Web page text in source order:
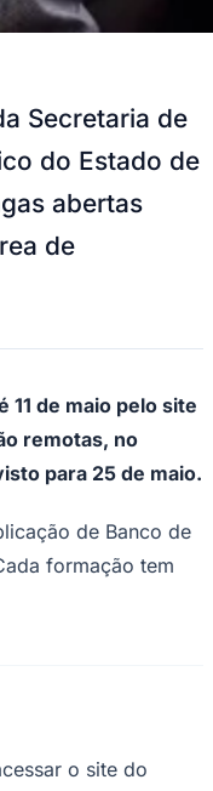
do Estado de
abertas
de